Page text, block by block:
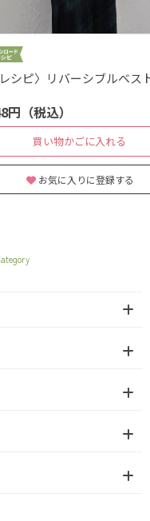
レシピ〉リバーシブルベス
円（税込）
買い物かごに入れる
お気に入りに登録する